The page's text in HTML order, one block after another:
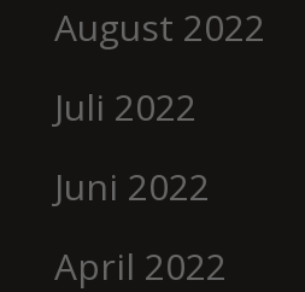
August 2022
Juli 2022
Juni 2022
April 2022